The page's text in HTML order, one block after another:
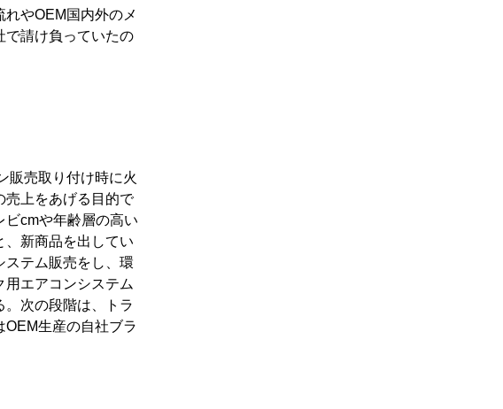
やOEM国内外のメ
で請け負っていたの
販売取り付け時に火
売上をあげる目的で
cmや年齢層の高い
、新商品を出してい
ステム販売をし、環
エアコンシステム
次の段階は、トラ
生産の自社ブラ